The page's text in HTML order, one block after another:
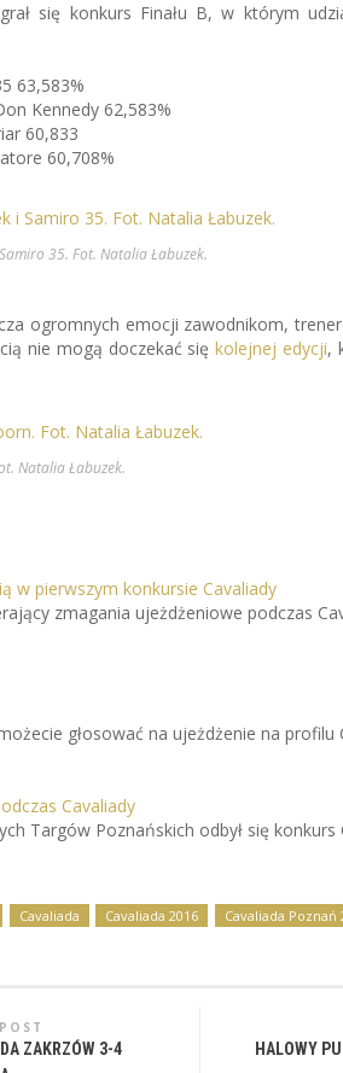
się konkurs Finału B, w którym
63,583%
Kennedy 62,583%
60,833
60,708%
35. Fot. Natalia Łabuzek.
ogromnych emocji zawodnikom,
nie mogą doczekać siękolejnej edycji,
Natalia Łabuzek.
w pierwszym konkursie Cavaliady
zmagania ujeżdżeniowe podczas
głosować na ujeżdżenie na
Cavaliady
Targów Poznańskich odbył się
Cavaliada Cavaliada 2016 Cavaliada Poznań
ZAKRZÓW 3-4
HALOWY